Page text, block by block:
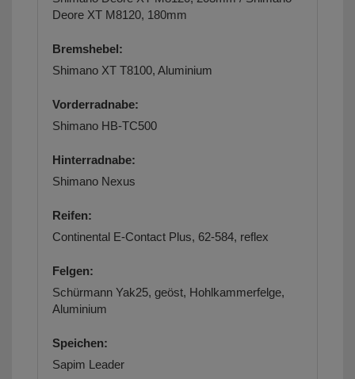
Deore XT M8120, 180mm
Bremshebel:
Shimano XT T8100, Aluminium
Vorderradnabe:
Shimano HB-TC500
Hinterradnabe:
Shimano Nexus
Reifen:
Continental E-Contact Plus, 62-584, reflex
Felgen:
Schürmann Yak25, geöst, Hohlkammerfelge,
Aluminium
Speichen:
Sapim Leader